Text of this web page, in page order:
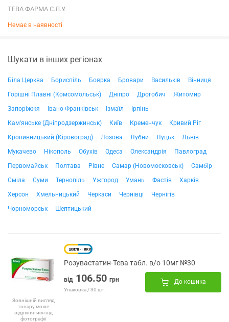
ТЕВА ФАРМА С.Л.У.
Немає в наявності
Шукати в інших регіонах
Біла Церква Бориспіль Боярка Бровари Васильків
Вінниця
Горішні Плавні (Комсомольськ)
Дніпро Дрогобич
Житомир
Запоріжжя
Івано-Франківськ Ізмаїл
Ірпінь
Кам'янське (Дніпродзержинськ)
Київ Кременчук
Кривий Ріг
Кропивницький (Кіровоград)
Лозова Лубни Луцьк
Львів
Мукачево
Нікополь Обухів Одеса Олександрія
Павлоград
Первомайськ
Полтава Рівне Самар (Новомосковськ)
Самбір
Сміла
Суми Тернопіль Ужгород Умань Фастів
Харків
Херсон
Хмельницький Черкаси Чернівці
Чернігів
Чорноморськ
Шептицький
Зовнішній вигляд
товару може
відрізнятися від
фотографії
Розувастатин-Тева табл. в/о 10мг №30
від 106.50 грн
Упаковка / 30 шт.
До кошика